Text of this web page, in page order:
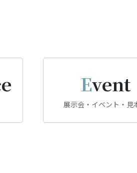
Event
展示会・イベント・見